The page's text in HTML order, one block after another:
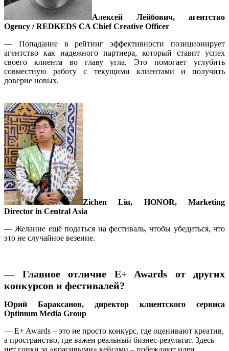
Алексей Лейбович, агентство
Ogency / REDKEDS CA Chief Creative Officer
— Попадание в рейтинг эффективности позиционирует
агентство как надежного партнера, который ставит успех
своего клиента во главу угла. Это помогает углубить
совместную работу с текущими клиентами и получить
доверие новых.
Zichen Liu, HONOR, Marketing
Director in Central Asia
— Желание ещё податься на фестиваль, чтобы убедиться, что
это не случайное везение.
— Главное отличие E+ Awards от других
конкурсов и фестивалей?
Юрий Бараксанов, директор клиентского сервиса
Optimum Media Group
— E+ Awards – это не просто конкурс, где оценивают креатив,
а пространство, где важен реальный бизнес-результат. Здесь
нет гонки за «красивыми» кейсами – побеждают идеи,